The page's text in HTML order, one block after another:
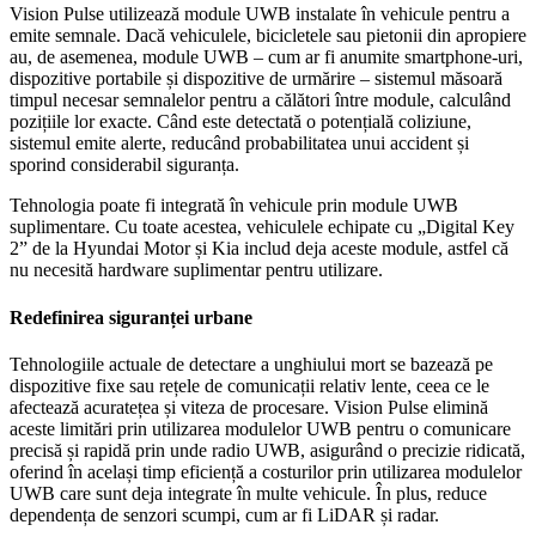
Vision Pulse utilizează module UWB instalate în vehicule pentru a
emite semnale. Dacă vehiculele, bicicletele sau pietonii din apropiere
au, de asemenea, module UWB – cum ar fi anumite smartphone-uri,
dispozitive portabile și dispozitive de urmărire – sistemul măsoară
timpul necesar semnalelor pentru a călători între module, calculând
pozițiile lor exacte. Când este detectată o potențială coliziune,
sistemul emite alerte, reducând probabilitatea unui accident și
sporind considerabil siguranța.
Tehnologia poate fi integrată în vehicule prin module UWB
suplimentare. Cu toate acestea, vehiculele echipate cu „Digital Key
2” de la Hyundai Motor și Kia includ deja aceste module, astfel că
nu necesită hardware suplimentar pentru utilizare.
Redefinirea siguranței urbane
Tehnologiile actuale de detectare a unghiului mort se bazează pe
dispozitive fixe sau rețele de comunicații relativ lente, ceea ce le
afectează acuratețea și viteza de procesare. Vision Pulse elimină
aceste limitări prin utilizarea modulelor UWB pentru o comunicare
precisă și rapidă prin unde radio UWB, asigurând o precizie ridicată,
oferind în același timp eficiență a costurilor prin utilizarea modulelor
UWB care sunt deja integrate în multe vehicule. În plus, reduce
dependența de senzori scumpi, cum ar fi LiDAR și radar.